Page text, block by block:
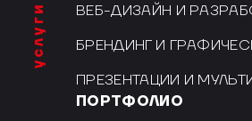
услуги
ВЕБ-ДИЗАЙН И
БРЕНДИНГ И
ПРЕЗЕНТАЦИИ И
ПОРТФОЛИО